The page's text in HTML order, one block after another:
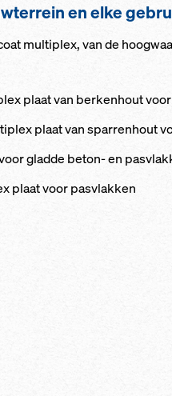
en el­ke
mul­ti­plex, van de
plaat van ber­ken­hout
plaat van spar­ren­hout
glad­de be­ton- en
plaat voor pas­vlak­ken